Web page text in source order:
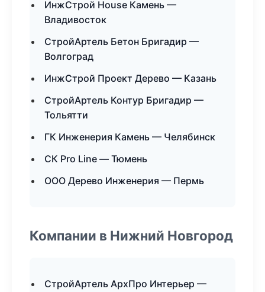
ИнжСтрой House Камень —
Владивосток
СтройАртель Бетон Бригадир —
Волгоград
ИнжСтрой Проект Дерево — Казань
СтройАртель Контур Бригадир —
Тольятти
ГК Инженерия Камень — Челябинск
СК Pro Line — Тюмень
ООО Дерево Инженерия — Пермь
Компании в Нижний Новгород
СтройАртель АрхПро Интерьер —